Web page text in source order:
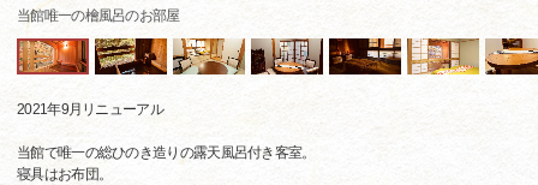
当館唯一の檜風呂のお部屋
2021年9月リニューアル
当館で唯一の総ひのき造りの露天風呂付き客室。
寝具はお布団。